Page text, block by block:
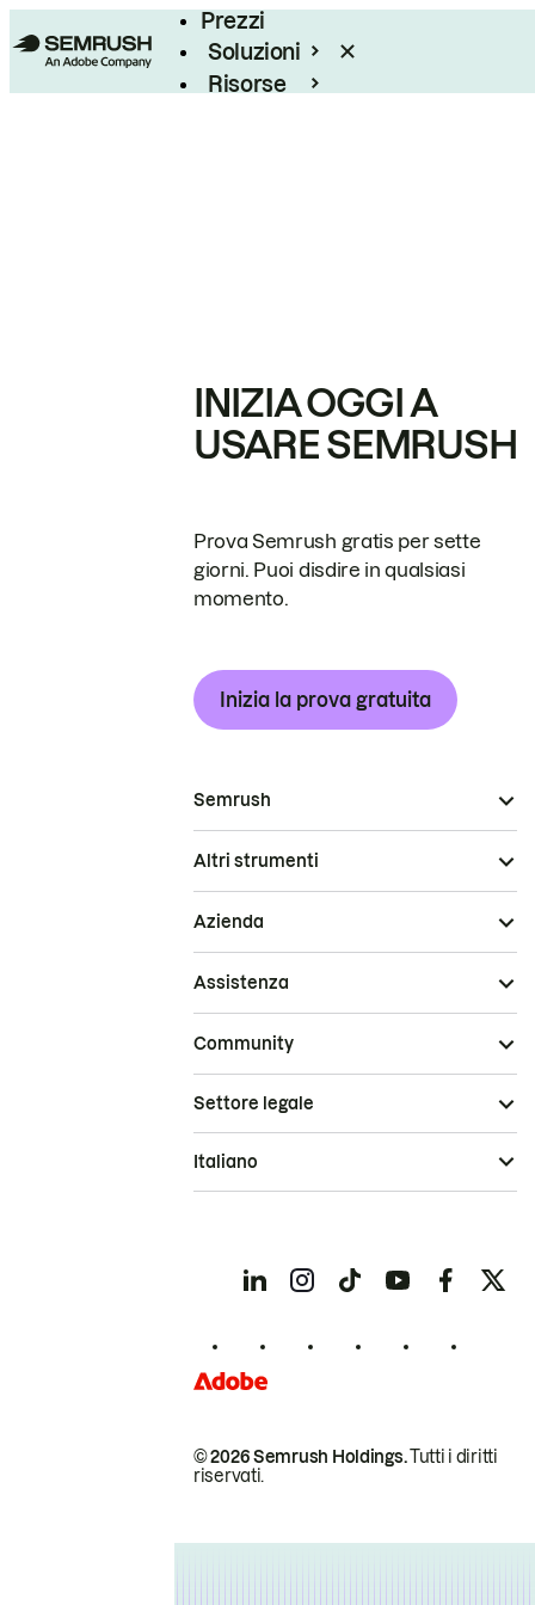
Prezzi
Soluzioni
Risorse
INIZIA OGGI A
USARE SEMRUSH
Prova Semrush gratis per sette
giorni. Puoi disdire in qualsiasi
momento.
Inizia la prova gratuita
Semrush
Altri strumenti
Azienda
Assistenza
Community
© 2026 Semrush Holdings.Tutti i diritti
riservati.
Settore legale
Italiano